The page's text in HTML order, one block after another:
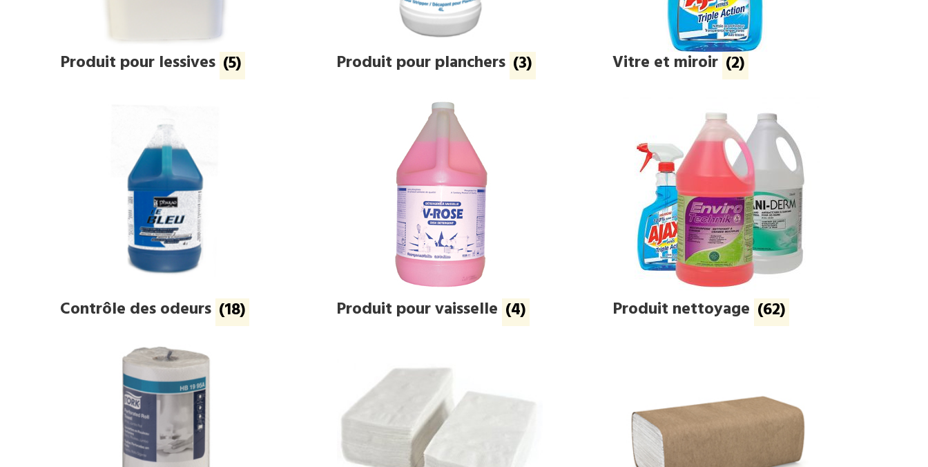
Produit pour lessives (5) Produit pour planchers (3) Vitre et miroir (2)
Contrôle des odeurs (18) Produit pour vaisselle (4) Produit nettoyage (62)